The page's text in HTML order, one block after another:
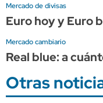
Mercado de divisas
Euro hoy y Euro
Mercado cambiario
Real blue: a
Otras